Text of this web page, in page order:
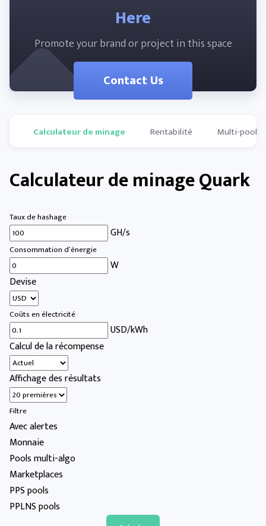
Here
Promote your brand or project in this space
Contact Us
Calculateur de minage Rentabilité Multi-pools
Calculateur de minage Quark
Taux de hashage
GH/s
Consommation d’énergie
W
Devise
Coûts en électricité
USD/kWh
Calcul de la récompense
Affichage des résultats
Filtre
Avec alertes
Monnaie
Pools multi-algo
Marketplaces
PPS pools
PPLNS pools